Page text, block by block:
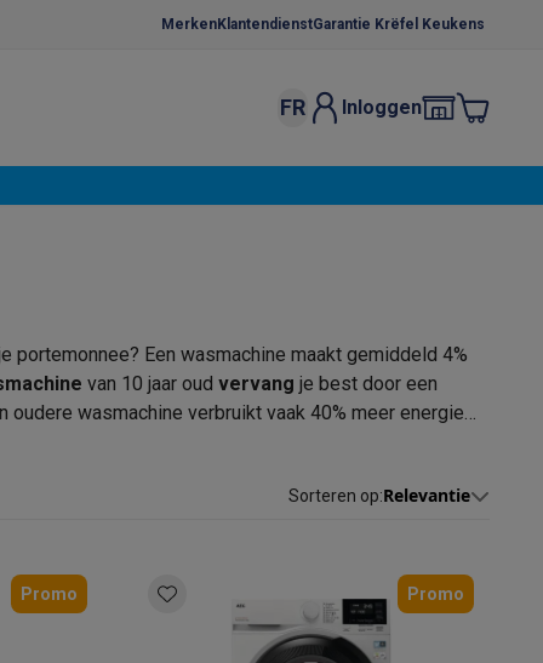
MerkenKlantendienstGarantie Krëfel Keukens
FR Inloggen
portemonnee? Een wasmachine maakt gemiddeld 4%
van 10 jaar oud vervang je best door een
oudere wasmachine verbruikt vaak 40% meer energie
Sorteren op:Relevantie
Promo Promo